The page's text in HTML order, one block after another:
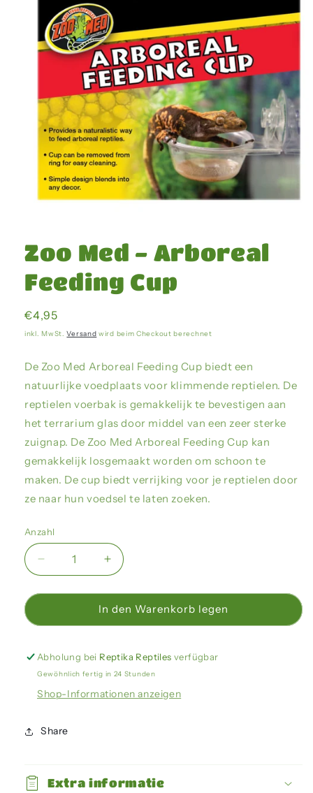
Modal
öffnen
Zoo Med - Arboreal
Feeding Cup
Normaler
Preis
€4,95
inkl. MwSt.Versand wird beim Checkout berechnet
De Zoo Med Arboreal Feeding Cup biedt een
natuurlijke voedplaats voor klimmende reptielen. De
reptielen voerbak is gemakkelijk te bevestigen aan
het terrarium glas door middel van een zeer sterke
zuignap. De Zoo Med Arboreal Feeding Cup kan
gemakkelijk losgemaakt worden om schoon te
maken. De cup biedt verrijking voor je reptielen door
ze naar hun voedsel te laten zoeken.
Anzahl
Verringere
die
Menge
Zoo
-
Arboreal
Cup
Erhöhe
die
Menge
für
Zoo
-
Arboreal
Cup
In den Warenkorb legen
Abholung bei Reptika Reptiles verfügbar
Gewöhnlich fertig in 24 Stunden
Shop-Informationen anzeigen
Share
Extra informatie